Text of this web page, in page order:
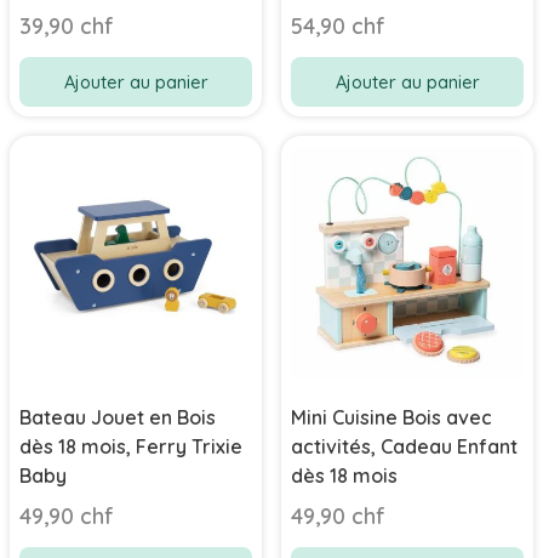
Trixie Baby, Top idée
Cadeau Noël 3 ans
39,90 chf
Ajouter au panier
54,90 chf
Ajouter au panier
Bateau Jouet en Bois
dès 18 mois, Ferry Trixie
Baby
49,90 chf
Mini Cuisine Bois avec
activités, Cadeau Enfant
dès 18 mois
49,90 chf